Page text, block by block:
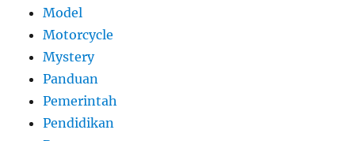
Model
Motorcycle
Mystery
Panduan
Pemerintah
Pendidikan